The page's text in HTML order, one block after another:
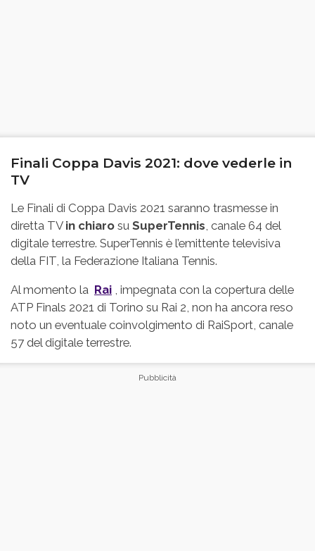
Finali Coppa Davis 2021: dove vederle in
TV
Le Finali di Coppa Davis 2021 saranno trasmesse in
diretta TV in chiaro su SuperTennis , canale 64 del
digitale terrestre. SuperTennis è l’emittente televisiva
della FIT, la Federazione Italiana Tennis.
Al momento la Rai , impegnata con la copertura delle
ATP Finals 2021 di Torino su Rai 2, non ha ancora reso
noto un eventuale coinvolgimento di RaiSport, canale
57 del digitale terrestre.